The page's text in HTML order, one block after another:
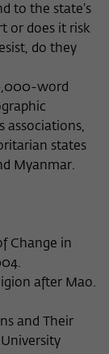
to the state’s
or does it risk
do they
word
associations,
states
Myanmar.
Change in
after Mao.
and Their